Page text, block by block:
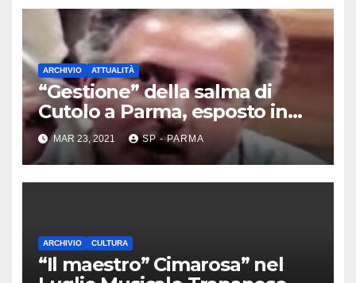
ARCHIVIO ATTUALITÀ
“Gestione” della salma di
Cutolo a Parma, esposto in
Procura
MAR 23, 2021 SP - PARMA
ARCHIVIO CULTURA
“Il maestro” Cimarosa” nel